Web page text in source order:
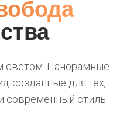
светом. Панорамные
созданные для тех,
современный стиль.